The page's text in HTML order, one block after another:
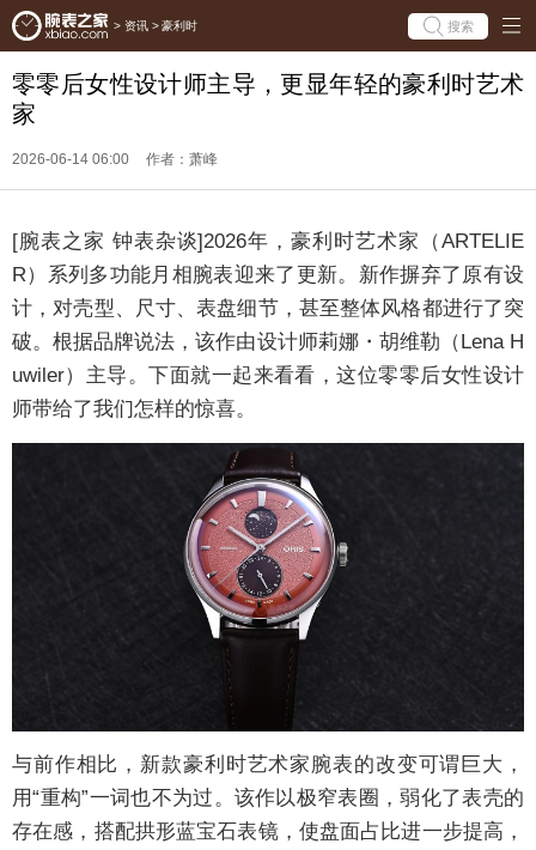
> 资讯 > 豪利时 搜索
零零后女性设计师主导，更显年轻的豪利时艺术
家
2026-06-14 06:00 作者：萧峰
[腕表之家 钟表杂谈]2026年，豪利时艺术家（ARTELIE
R）系列 多功能月相腕表迎来了更新。新作摒弃了原有设
计，对壳型、尺寸、表盘细节，甚至整体风格都进行了突
破。根据品牌说法，该作由设计师莉娜・胡维勒（Lena H
uwiler）主导。下面就一起来看看，这位零零后女性设计
师带给了我们怎样的惊喜。
与前作相比，新款豪利时艺术家腕表的改变可谓巨大，
用“重构”一词也不为过。该作以极窄表圈，弱化了表壳的
存在感，搭配拱形蓝宝石表镜，使盘面占比进一步提高，